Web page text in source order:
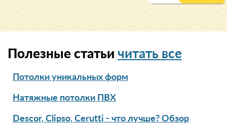
Полезные статьи читать все
Потолки уникальных форм
Натяжные потолки ПВХ
Descor, Clipso, Cerutti - что лучше? Обзор